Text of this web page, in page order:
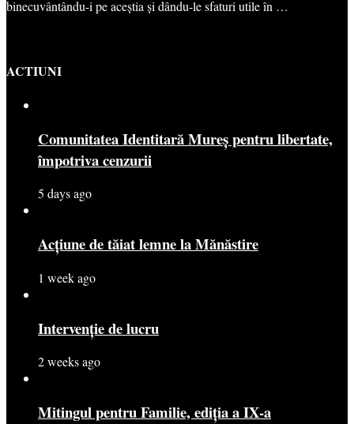
binecuvântându-i pe aceștia și dându-le sfaturi utile în …
ACTIUNI
Comunitatea Identitară Mureș pentru libertate,
împotriva cenzurii
5 days ago
Acțiune de tăiat lemne la Mănăstire
1 week ago
Intervenție de lucru
2 weeks ago
Mitingul pentru Familie, ediția a IX-a